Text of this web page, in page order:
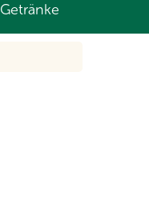
Getränke